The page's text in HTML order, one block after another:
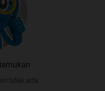
tidak ada